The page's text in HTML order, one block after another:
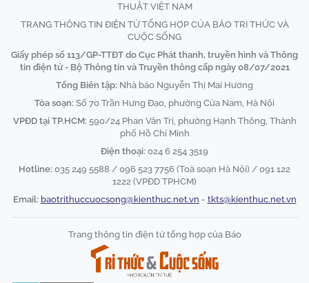
THUẬT VIỆT NAM
TRANG THÔNG TIN ĐIỆN TỬ TỔNG HỢP CỦA BÁO TRI THỨC VÀ
CUỘC SỐNG
Giấy phép số 113/GP-TTĐT do Cục Phát thanh, truyền hình và Thông
tin điện tử - Bộ Thông tin và Truyền thông cấp ngày 08/07/2021
Tổng Biên tập: Nhà báo Nguyễn Thị Mai Hương
Tòa soạn: Số 70 Trần Hưng Đạo, phường Cửa Nam, Hà Nội
VPĐD tại TP.HCM: 590/24 Phan Văn Trị, phường Hạnh Thông, Thành
phố Hồ Chí Minh
Điện thoại: 024 6 254 3519
Hotline: 035 249 5588 / 096 523 7756 (Toà soạn Hà Nội) / 091 122
1222 (VPĐD TPHCM)
Email: baotrithuccuocsong@kienthuc.net.vn - tkts@kienthuc.net.vn
Trang thông tin điện tử tổng hợp của Báo